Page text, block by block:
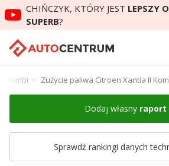
CHIŃCZYK, KTÓRY JEST LEPSZY
SUPERB?
Kombi Zużycie paliwa Citroen Xantia II
Dodaj własny raport
Sprawdź rankingi danych